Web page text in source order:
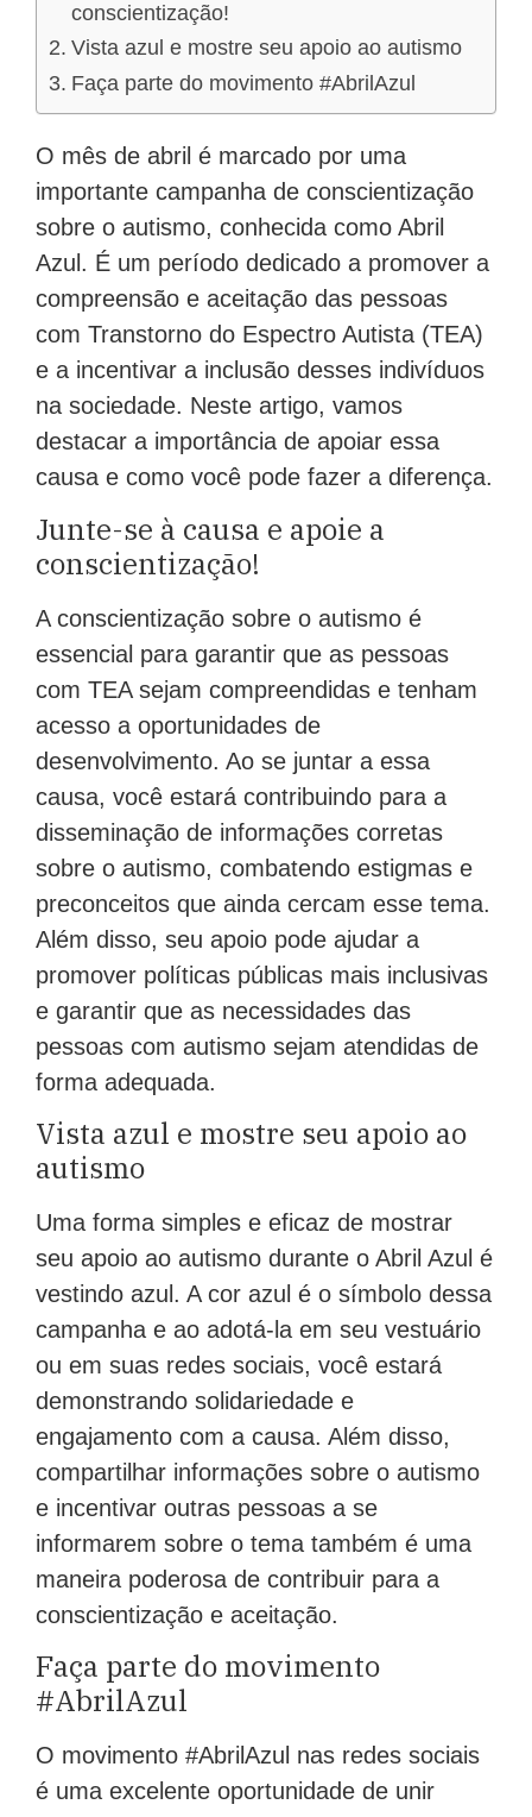
conscientização!
Vista azul e mostre seu apoio ao autismo
Faça parte do movimento #AbrilAzul
O mês de abril é marcado por uma
importante campanha de conscientização
sobre o autismo, conhecida como Abril
Azul. É um período dedicado a promover a
compreensão e aceitação das pessoas
com Transtorno do Espectro Autista (TEA)
e a incentivar a inclusão desses indivíduos
na sociedade. Neste artigo, vamos
destacar a importância de apoiar essa
causa e como você pode fazer a diferença.
Junte-se à causa e apoie a
conscientização!
A conscientização sobre o autismo é
essencial para garantir que as pessoas
com TEA sejam compreendidas e tenham
acesso a oportunidades de
desenvolvimento. Ao se juntar a essa
causa, você estará contribuindo para a
disseminação de informações corretas
sobre o autismo, combatendo estigmas e
preconceitos que ainda cercam esse tema.
Além disso, seu apoio pode ajudar a
promover políticas públicas mais inclusivas
e garantir que as necessidades das
pessoas com autismo sejam atendidas de
forma adequada.
Vista azul e mostre seu apoio ao
autismo
Uma forma simples e eficaz de mostrar
seu apoio ao autismo durante o Abril Azul é
vestindo azul. A cor azul é o símbolo dessa
campanha e ao adotá-la em seu vestuário
ou em suas redes sociais, você estará
demonstrando solidariedade e
engajamento com a causa. Além disso,
compartilhar informações sobre o autismo
e incentivar outras pessoas a se
informarem sobre o tema também é uma
maneira poderosa de contribuir para a
conscientização e aceitação.
Faça parte do movimento
#AbrilAzul
O movimento #AbrilAzul nas redes sociais
é uma excelente oportunidade de unir